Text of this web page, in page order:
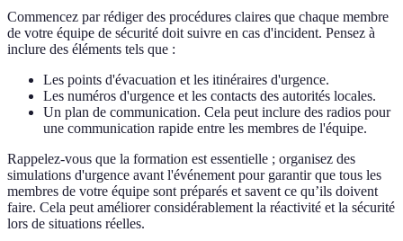
Commencez par rédiger des procédures claires que chaque membre
de votre équipe de sécurité doit suivre en cas d'incident. Pensez à
inclure des éléments tels que :
Les points d'évacuation et les itinéraires d'urgence.
Les numéros d'urgence et les contacts des autorités locales.
Un plan de communication. Cela peut inclure des radios pour
une communication rapide entre les membres de l'équipe.
Rappelez-vous que la formation est essentielle ; organisez des
simulations d'urgence avant l'événement pour garantir que tous les
membres de votre équipe sont préparés et savent ce qu’ils doivent
faire. Cela peut améliorer considérablement la réactivité et la sécurité
lors de situations réelles.